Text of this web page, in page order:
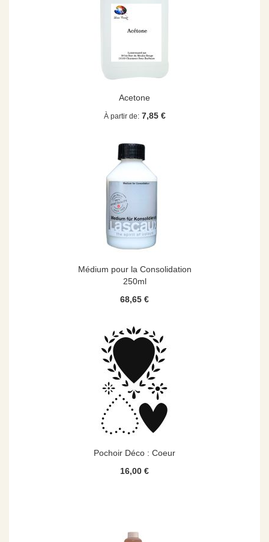
Acetone
À partir de 7,85 €
Médium pour la Consolidation
250ml
68,65 €
Pochoir Déco : Coeur
16,00 €